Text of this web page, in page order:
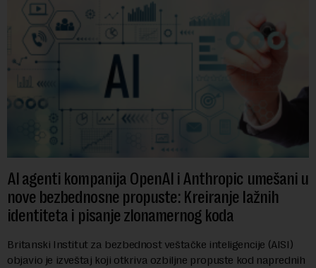
AI agenti kompanija OpenAI i Anthropic umešani u
nove bezbednosne propuste: Kreiranje lažnih
identiteta i pisanje zlonamernog koda
Britanski Institut za bezbednost veštačke inteligencije (AISI)
objavio je izveštaj koji otkriva ozbiljne propuste kod naprednih